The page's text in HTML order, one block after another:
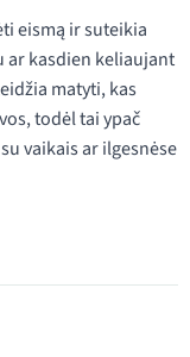
eismą ir suteikia
ar kasdien keliaujant
matyti, kas
todėl tai ypač
vaikais ar ilgesnėse